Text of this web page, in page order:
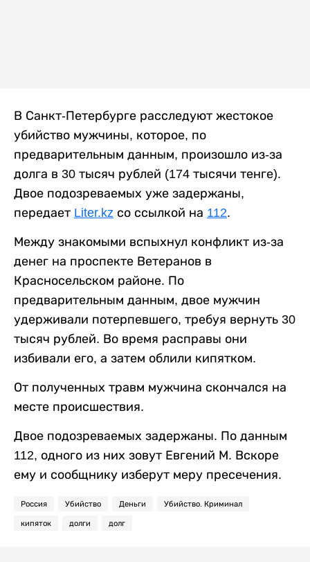
В Санкт-Петербурге расследуют жестокое
убийство мужчины, которое, по
предварительным данным, произошло из-за
долга в 30 тысяч рублей (174 тысячи тенге).
Двое подозреваемых уже задержаны,
передает Liter.kz со ссылкой на 112.
Между знакомыми вспыхнул конфликт из-за
денег на проспекте Ветеранов в
Красносельском районе. По
предварительным данным, двое мужчин
удерживали потерпевшего, требуя вернуть 30
тысяч рублей. Во время расправы они
избивали его, а затем облили кипятком.
От полученных травм мужчина скончался на
месте происшествия.
Двое подозреваемых задержаны. По данным
112, одного из них зовут Евгений М. Вскоре
ему и сообщнику изберут меру пресечения.
Россия Убийство Деньги Убийство. Криминал
кипяток долги долг